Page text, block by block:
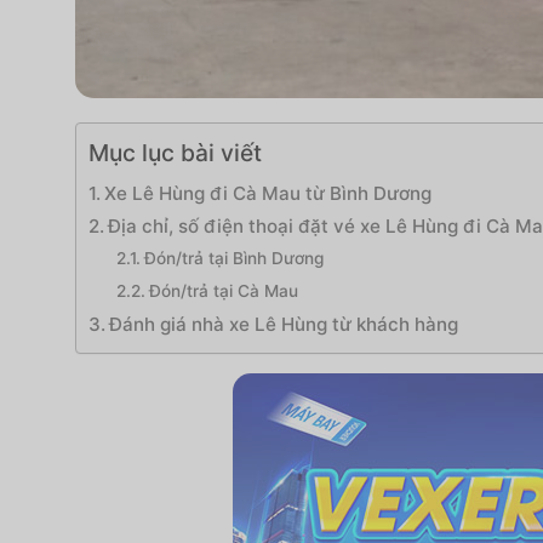
Mục lục bài viết
Xe Lê Hùng đi Cà Mau từ Bình Dương
Địa chỉ, số điện thoại đặt vé xe Lê Hùng đi Cà
Đón/trả tại Bình Dương
Đón/trả tại Cà Mau
Đánh giá nhà xe Lê Hùng từ khách hàng